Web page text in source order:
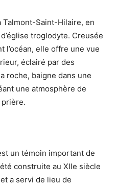
Talmont-Saint-Hilaire, en
troglodyte. Creusée
l’océan, elle offre une vue
éclairé par des
roche, baigne dans une
une atmosphère de
un témoin important de
construite au XIIe siècle
a servi de lieu de